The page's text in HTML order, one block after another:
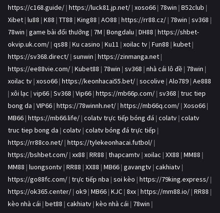
https://c168.guide/ | https://luck81.jp.net/ | xoso66 | 78win | B52club |
Xibet | lu88 | K88 | TT88 | King88 | AO88 | https://rr88.cz/ | 78win | sv368 |
78win | game bài đổi thưởng | 7M | Bongdalu | DH88 | https://shbet-
okvip.uk.com/ | qs88 | Ku casino | Ku11 | xoilac tv | Fun88 | kubet |
https://sv368.direct/ | sunwin | https://zinmanga.net |
https://ee88vie.com/ | Kubet88 | 78win | sv368 | nhà cái lô đề | 78win |
xoilac tv | xoso66 | https://keonhacai55.bet/ | socolive | Alo789 | Ae888
| xôi lạc | vip66 | Sv368 | Vip66 | https://mb66p.com/ | sv368 | truc tiep
bong da | VIP66 | https://78winnh.net/ | https://mb66q.com/ | Xoso66 |
MB66 | https://mb66.life/ | colatv trực tiếp bóng đá | colatv | colatv
truc tiep bong da | colatv | colatv bóng đá trực tiếp |
https://rr88co.net/ | https://tylekeonhacai.futbol/ |
https://bshbet.com/ | xx88 | RR88 | thapcamtv | xoilac | XX88 | MM88 |
MM88 | luongsontv | RR88 | XX88 | MB66 | gavangtv | cakhiatv |
https://go88fc.com/ | trực tiếp nba | soi kèo | https://79king.express/ |
https://ok365.center/ | ok9 | MB66 | KJC | 8xx | https://mm88.io/ | RR88 |
kèo nhà cái | bet88 | cakhiatv | kèo nhà cái | 78win |